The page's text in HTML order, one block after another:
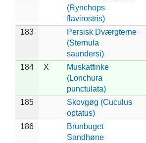
(Rynchops
flavirostris)
183
Persisk Dværgterne
(Sternula
saundersi)
184 X
Muskatfinke
(Lonchura
punctulata)
185
Skovgøg (Cuculus
optatus)
186
Brunbuget
Sandhøne